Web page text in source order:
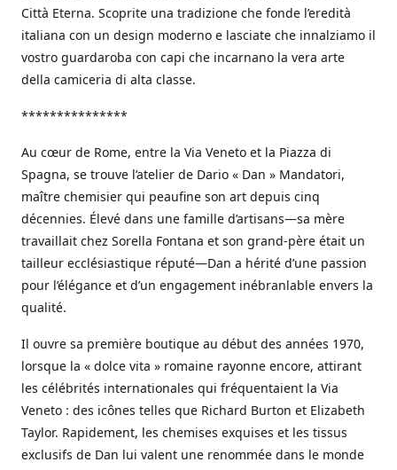
Città Eterna. Scoprite una tradizione che fonde l’eredità
italiana con un design moderno e lasciate che innalziamo il
vostro guardaroba con capi che incarnano la vera arte
della camiceria di alta classe.
***************
Au cœur de Rome, entre la Via Veneto et la Piazza di
Spagna, se trouve l’atelier de Dario « Dan » Mandatori,
maître chemisier qui peaufine son art depuis cinq
décennies. Élevé dans une famille d’artisans—sa mère
travaillait chez Sorella Fontana et son grand-père était un
tailleur ecclésiastique réputé—Dan a hérité d’une passion
pour l’élégance et d’un engagement inébranlable envers la
qualité.
Il ouvre sa première boutique au début des années 1970,
lorsque la « dolce vita » romaine rayonne encore, attirant
les célébrités internationales qui fréquentaient la Via
Veneto : des icônes telles que Richard Burton et Elizabeth
Taylor. Rapidement, les chemises exquises et les tissus
exclusifs de Dan lui valent une renommée dans le monde